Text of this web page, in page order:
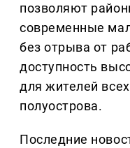
позволяют
современные
без отрыва от
доступность
для жителей
полуострова.
Последние